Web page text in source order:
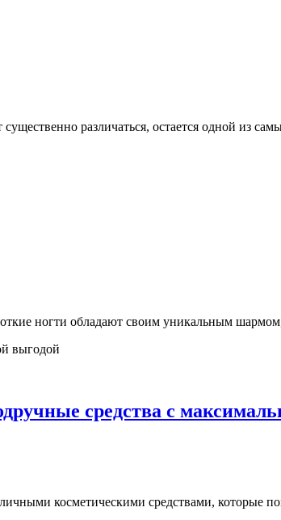
различаться, остается одной из
ногти обладают своим уникальным
средства с
косметическими средствами, которые